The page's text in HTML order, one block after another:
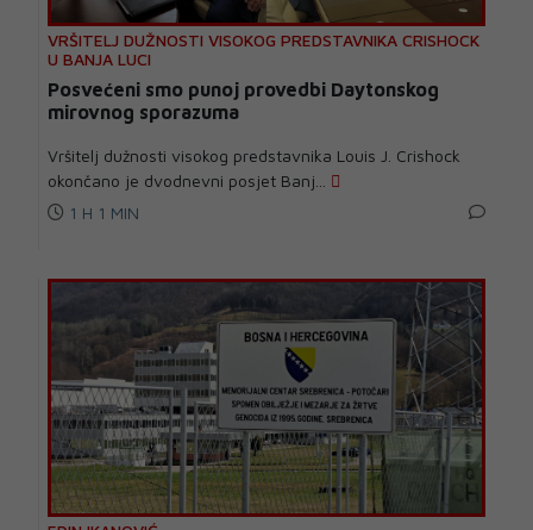
VRŠITELJ DUŽNOSTI VISOKOG PREDSTAVNIKA CRISHOCK
U BANJA LUCI
Posvećeni smo punoj provedbi Daytonskog
mirovnog sporazuma
Vršitelj dužnosti visokog predstavnika Louis J. Crishock
okončano je dvodnevni posjet Banj...
1 H 1 MIN